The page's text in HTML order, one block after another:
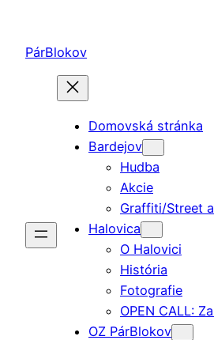
obsah
PárBlokov
Domovská stránka
Bardejov
Hudba
Akcie
Graffiti/Street
Halovica
O Halovici
História
Fotografie
OPEN CALL:
OZ PárBlokov